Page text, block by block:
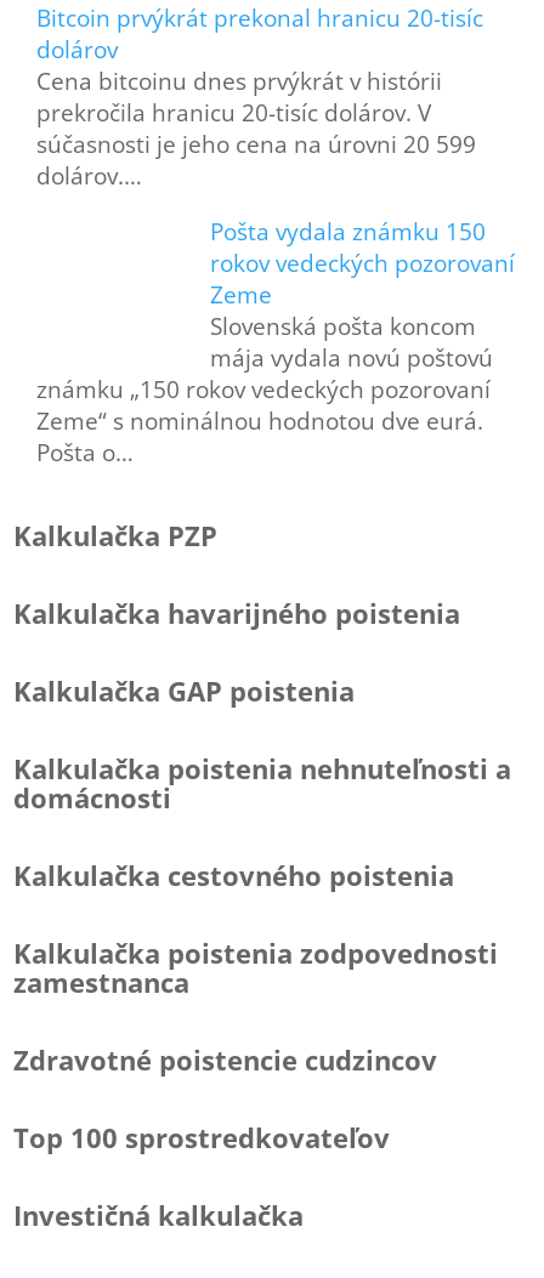
Bitcoin prvýkrát prekonal hranicu 20-tisíc
dolárov
Cena bitcoinu dnes prvýkrát v histórii
prekročila hranicu 20-tisíc dolárov. V
súčasnosti je jeho cena na úrovni 20 599
dolárov.…
Pošta vydala známku 150
rokov vedeckých pozorovaní
Zeme
Slovenská pošta koncom
mája vydala novú poštovú
známku „150 rokov vedeckých pozorovaní
Zeme“ s nominálnou hodnotou dve eurá.
Pošta o…
Kalkulačka PZP
Kalkulačka havarijného poistenia
Kalkulačka GAP poistenia
Kalkulačka poistenia nehnuteľnosti a
domácnosti
Kalkulačka cestovného poistenia
Kalkulačka poistenia zodpovednosti
zamestnanca
Zdravotné poistencie cudzincov
Top 100 sprostredkovateľov
Investičná kalkulačka